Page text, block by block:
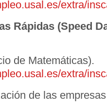
extra/
Rápidas (Speed
de Matemáticas).
extra/
de las